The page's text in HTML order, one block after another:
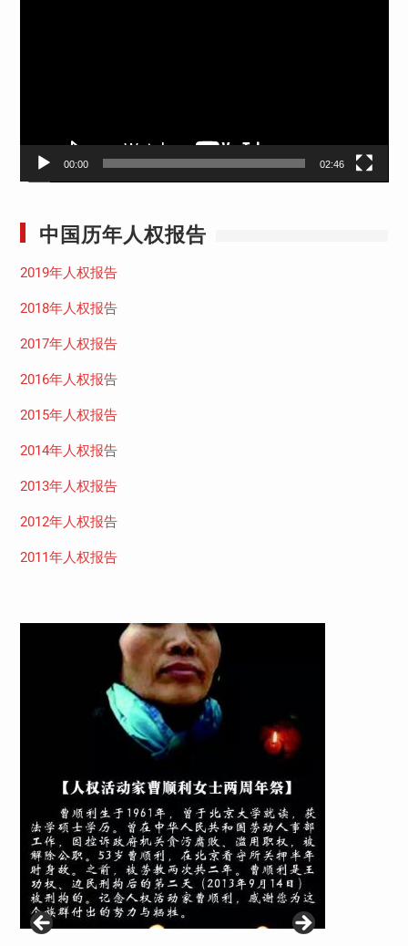
00:00 02:46
中国历年人权报告
2019年人权报告
2018年人权报告
2017年人权报告
2016年人权报告
2015年人权报告
2014年人权报告
2013年人权报告
2012年人权报告
2011年人权报告